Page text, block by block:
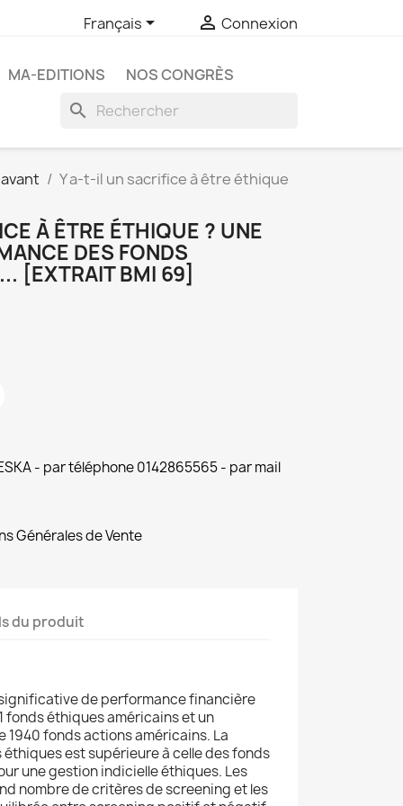
Français  Connexion
MA-EDITIONS NOS CONGRÈS
search
Y a-t-il un sacrifice à être éthique
À ÊTRE ÉTHIQUE ? UNE
DES FONDS
[EXTRAIT BMI 69]
- par téléphone 0142865565 - par mail
Générales de Vente
du produit
de performance financière
fonds éthiques américains et un
1940 fonds actions américains. La
est supérieure à celle des fonds
une gestion indicielle éthiques. Les
nombre de critères de screening et les